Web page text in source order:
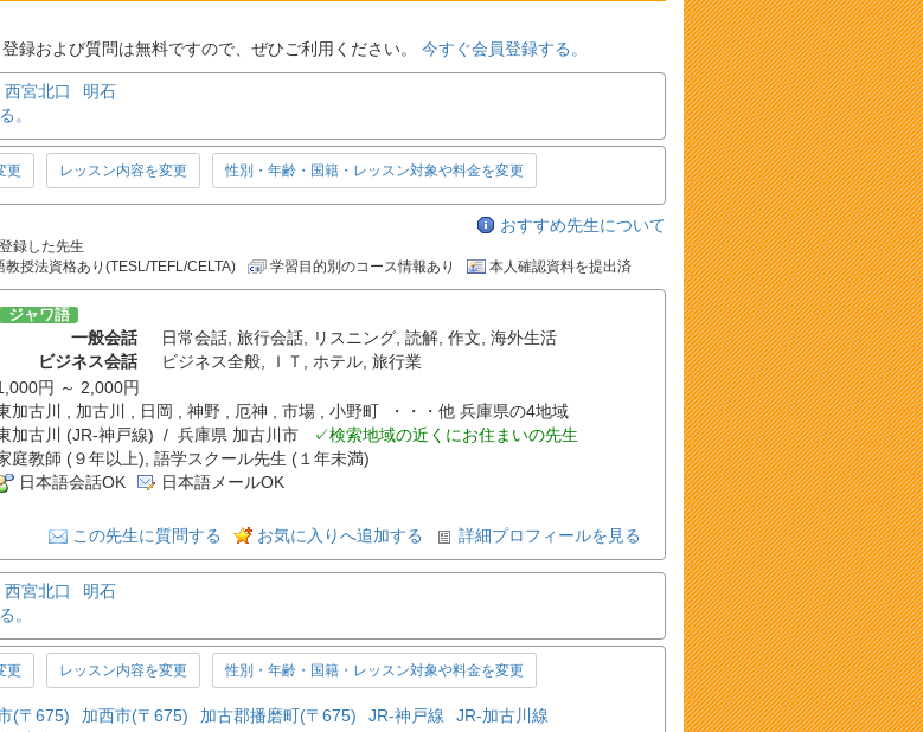
録および質問は無料ですので、ぜひご利用ください。 今すぐ会員登録する。
西宮北口
明石
。
更 レッスン内容を変更 性別・年齢・国籍・レッスン対象や料金を変更
おすすめ先生について
録した先生
教授法資格あり(TESL/TEFL/CELTA) 学習目的別のコース情報あり 本人確認資料を提出済
ジャワ語
一般会話 日常会話, 旅行会話, リスニング, 読解, 作文 海外生活
ビジネス会話
ビジネス全般, ＩＴ ホテル, 旅行業
円 ～ 2,000円
加古川 , 加古川 , 日岡 , 神野 , 厄神 , 市場 , 小野町 ・・・他 兵庫県の4地域
加古川 (JR-神戸線) / 兵庫県 加古川市
✓検索地域の近くにお住まいの先生
庭教師 (９年以上), 語学スクール先生 (１年未満)
日本語会話OK 日本語メールOK
この先生に質問する お気に入りへ追加する 詳細プロフィールを見る
西宮北口
明石
。
更 レッスン内容を変更 性別・年齢・国籍・レッスン対象や料金を変更
(〒675) 加西市(〒675) 加古郡播磨町(〒675) JR-神戸線
JR-加古川線